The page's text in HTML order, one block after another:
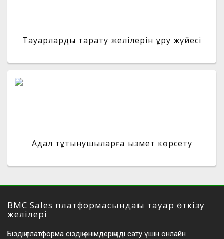
Тауарларды тарату желілерін құру жүйесі
Адал тұтынушыларға қызмет көрсету
BMC Sales платформасындағы тауар өткізу
желілері
Біздің платформа сіздің өнімдеріңізді сату үшін онлайн